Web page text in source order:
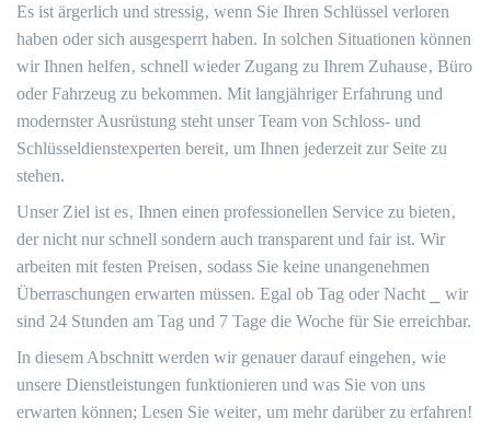
Es ist ärgerlich und stressig‚ wenn Sie Ihren Schlüssel verloren
haben oder sich ausgesperrt haben.​ In solchen Situationen können
wir Ihnen helfen‚ schnell wieder Zugang zu Ihrem Zuhause‚ Büro
oder Fahrzeug zu bekommen.​ Mit langjähriger Erfahrung und
modernster Ausrüstung steht unser Team von Schloss- und
Schlüsseldienstexperten bereit‚ um Ihnen jederzeit zur Seite zu
stehen.​
Unser Ziel ist es‚ Ihnen einen professionellen Service zu bieten‚
der nicht nur schnell sondern auch transparent und fair ist. Wir
arbeiten mit festen Preisen‚ sodass Sie keine unangenehmen
Überraschungen erwarten müssen.​ Egal ob Tag oder Nacht ⎯ wir
sind 24 Stunden am Tag und 7 Tage die Woche für Sie erreichbar.​
In diesem Abschnitt werden wir genauer darauf eingehen‚ wie
unsere Dienstleistungen funktionieren und was Sie von uns
erwarten können; Lesen Sie weiter‚ um mehr darüber zu erfahren!​